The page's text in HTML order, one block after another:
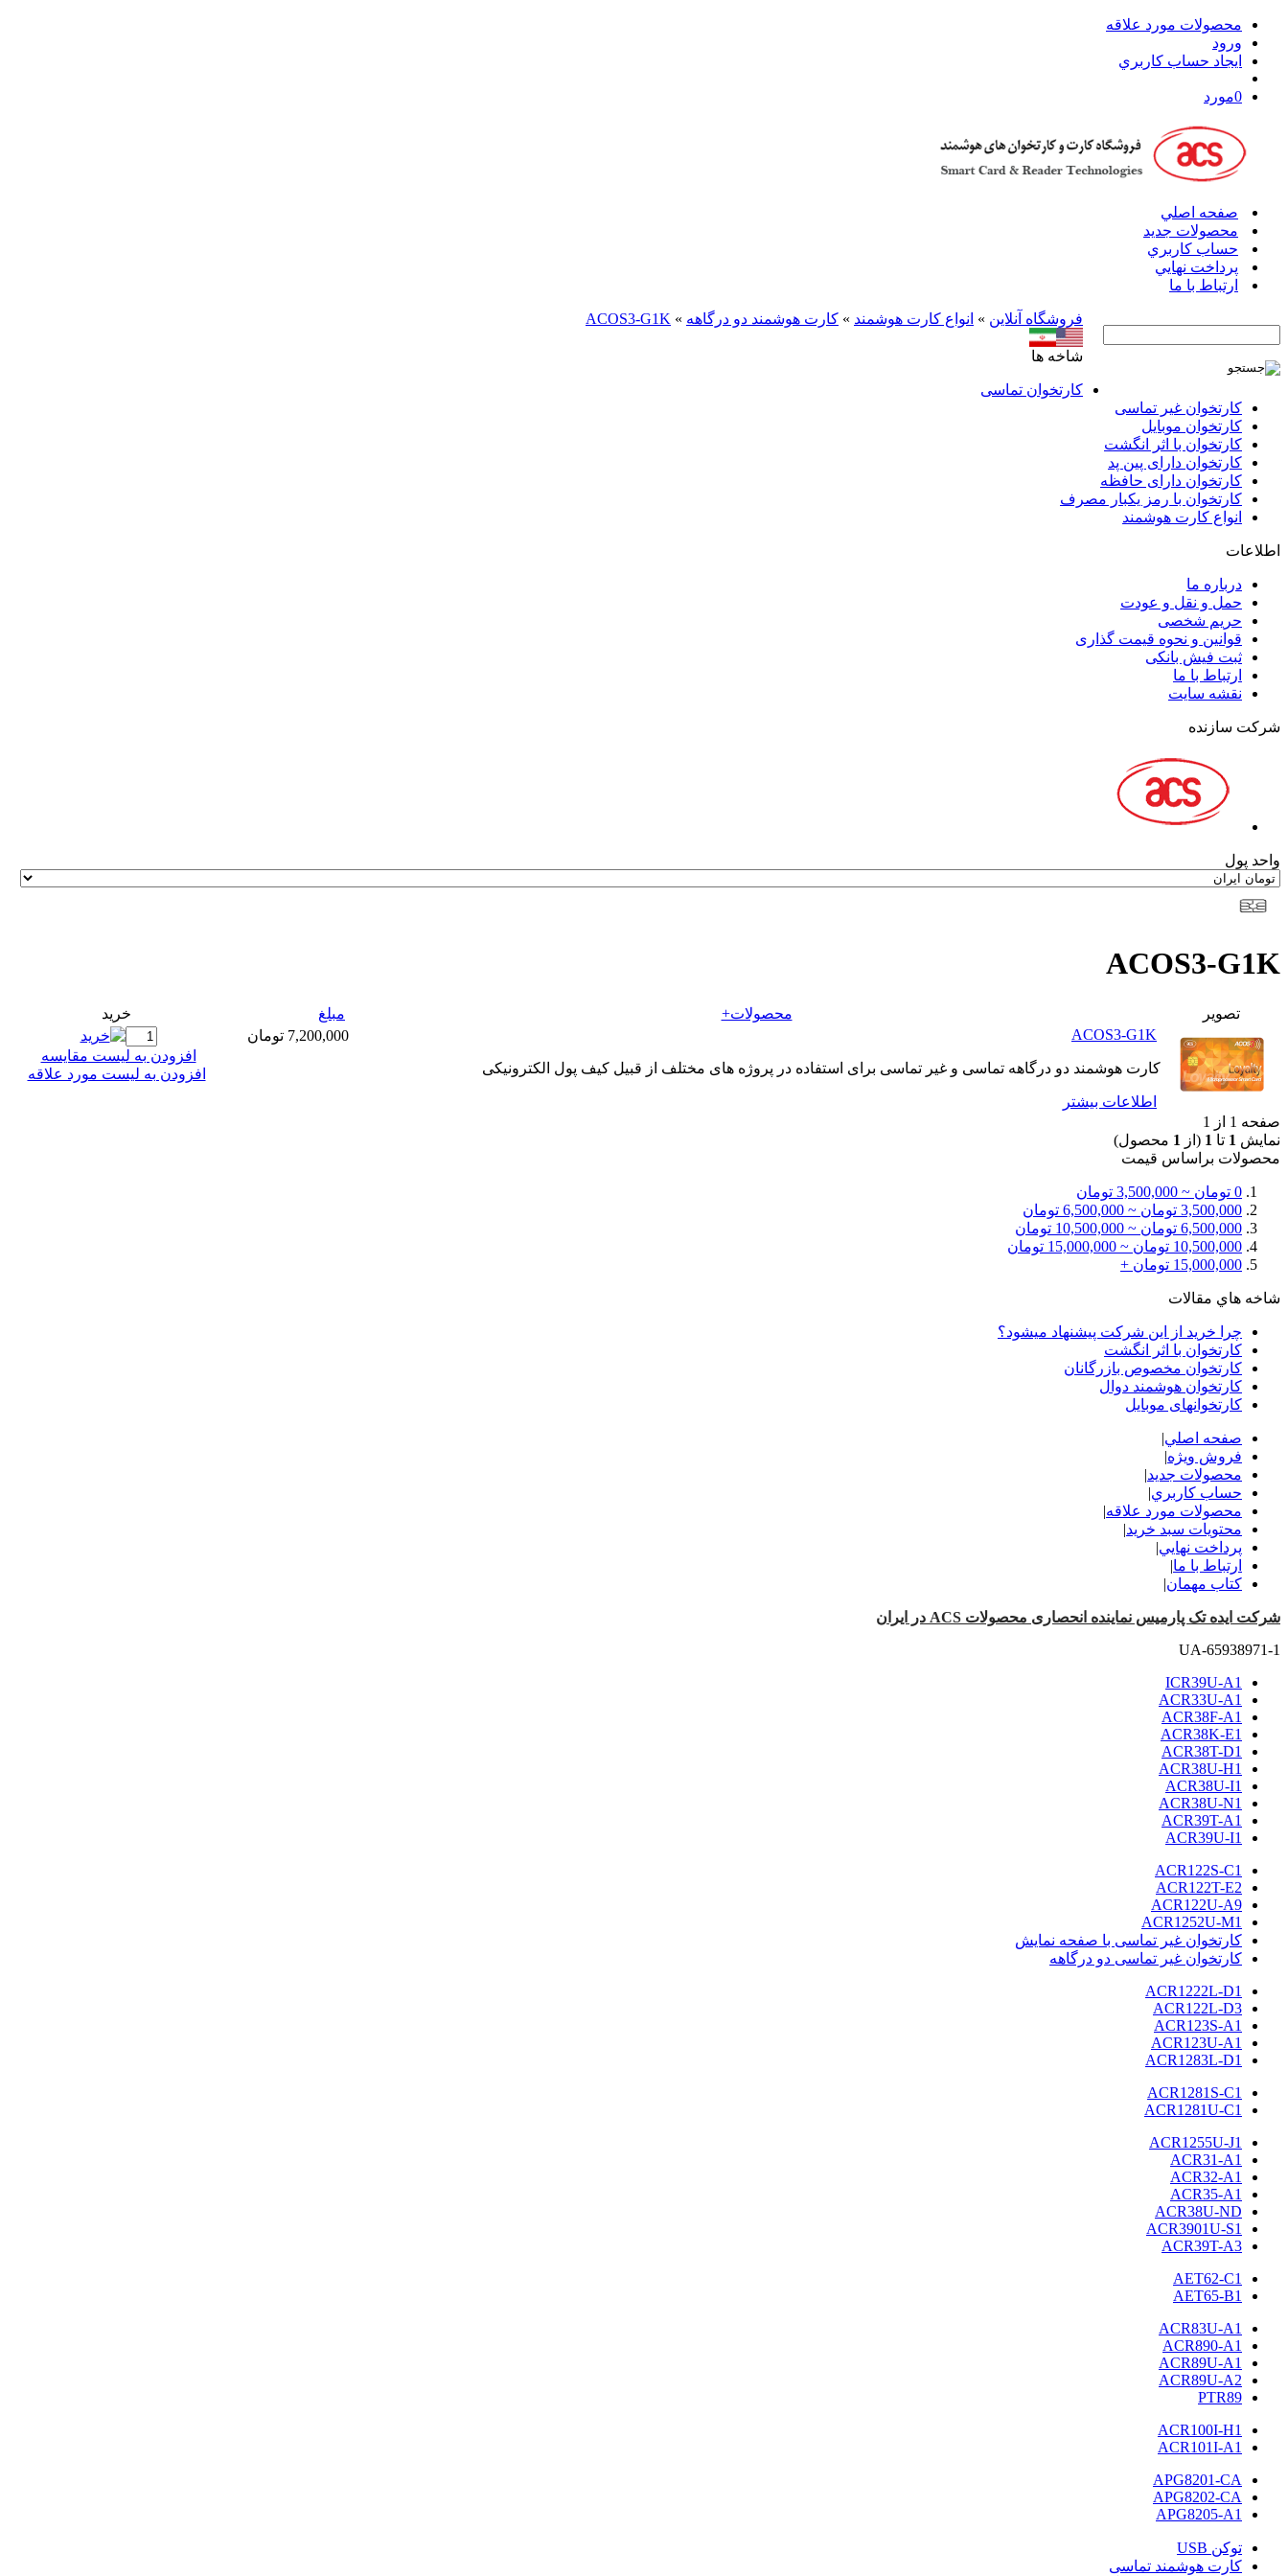
محصولات مورد علاقه
ورود
ايجاد حساب کاربري
0مورد
صفحه اصلي
محصولات جدید
حساب کاربري
پرداخت نهايي
ارتباط با ما
فروشگاه آنلاين » انواع کارت هوشمند » کارت هوشمند دو درگاهه »
ACOS3-G1K
شاخه ها
کارتخوان‌ تماسی
کارتخوان‌ غیر تماسی
کارتخوان موبایل
کارتخوان با اثر انگشت
کارتخوان دارای پین پد
کارتخوان دارای حافظه
کارتخوان با رمز یکبار مصرف
انواع کارت هوشمند
اطلاعات
درباره ما
حمل و نقل و عودت
حریم شخصی
قوانین و نحوه قیمت گذاری
ثبت فیش بانکی
ارتباط با ما
نقشه سايت
شرکت سازنده
واحد پول
ACOS3-G1K
تصوير محصولات+ مبلغ
خريد
ACOS3-G1K
کارت هوشمند دو درگاهه تماسی و غیر تماسی برای استفاده در پروژه های مختلف از قبیل کیف پول الکترونیکی
اطلاعات بيشتر
7,200,000 تومان
افزودن به ليست مقايسه
افزودن به لیست مورد علاقه
صفحه 1 از 1
نمایش 1 تا 1 (از 1 محصول)
محصولات براساس قيمت
0 تومان ~ 3,500,000 تومان
3,500,000 تومان ~ 6,500,000 تومان
6,500,000 تومان ~ 10,500,000 تومان
10,500,000 تومان ~ 15,000,000 تومان
15,000,000 تومان +
شاخه هاي مقالات
چرا خرید از این شرکت پیشنهاد میشود؟
کارتخوان با اثر انگشت
کارتخوان مخصوص بازرگانان
کارتخوان هوشمند دوال
کارتخوانهای موبایل
صفحه اصلي|
فروش ویژه|
محصولات جدید|
حساب کاربري|
محصولات مورد علاقه|
محتويات سبد خريد|
پرداخت نهايي|
ارتباط با ما|
کتاب مهمان|
شرکت ایده تک پارمیس نماینده انحصاری محصولات ACS در ایران
UA-65938971-1
ICR39U-A1
ACR33U-A1
ACR38F-A1
ACR38K-E1
ACR38T-D1
ACR38U-H1
ACR38U-I1
ACR38U-N1
ACR39T-A1
ACR39U-I1
ACR122S-C1
ACR122T-E2
ACR122U-A9
ACR1252U-M1
کارتخوان غیر تماسی با صفحه نمایش
کارتخوان غیر تماسی دو درگاهه
ACR1222L-D1
ACR122L-D3
ACR123S-A1
ACR123U-A1
ACR1283L-D1
ACR1281S-C1
ACR1281U-C1
ACR1255U-J1
ACR31-A1
ACR32-A1
ACR35-A1
ACR38U-ND
ACR3901U-S1
ACR39T-A3
AET62-C1
AET65-B1
ACR83U-A1
ACR890-A1
ACR89U-A1
ACR89U-A2
PTR89
ACR100I-H1
ACR101I-A1
APG8201-CA
APG8202-CA
APG8205-A1
توکن USB
کارت هوشمند تماسی